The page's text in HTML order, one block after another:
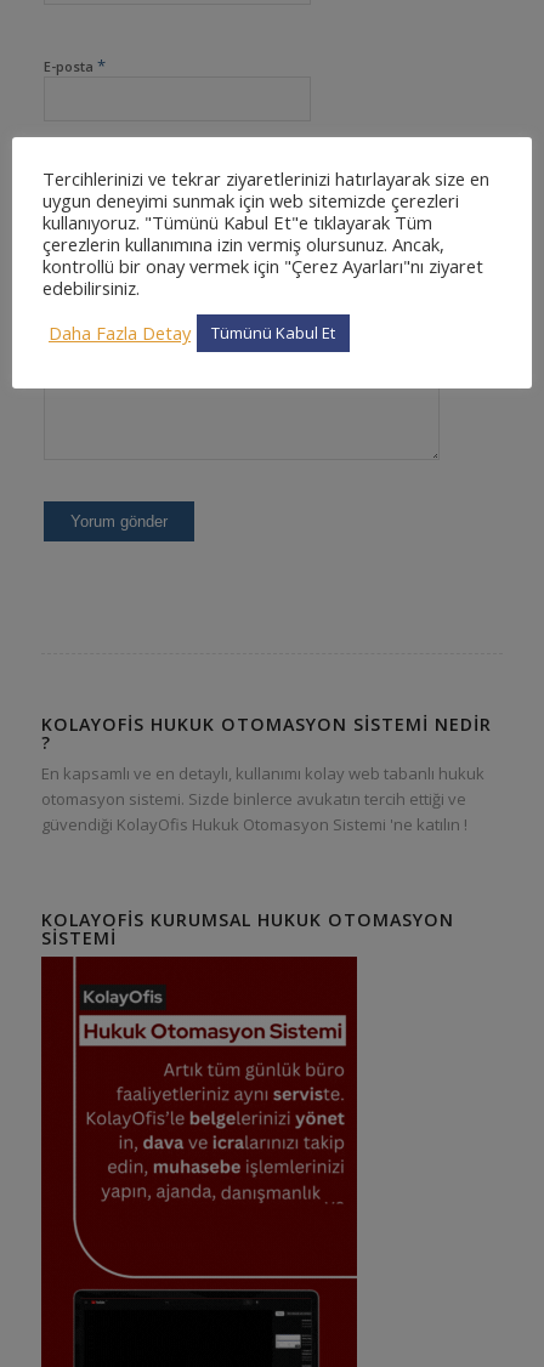
E-posta *
İnternet sitesi
KOLAYOFIS HUKUK OTOMASYON SISTEMI NEDIR
?
En kapsamlı ve en detaylı, kullanımı kolay web tabanlı hukuk
otomasyon sistemi. Sizde binlerce avukatın tercih ettiği ve
güvendiği KolayOfis Hukuk Otomasyon Sistemi 'ne katılın !
KOLAYOFIS KURUMSAL HUKUK OTOMASYON
SISTEMI
Tercihlerinizi ve tekrar ziyaretlerinizi hatırlayarak size en
uygun deneyimi sunmak için web sitemizde çerezleri
kullanıyoruz. "Tümünü Kabul Et"e tıklayarak Tüm
çerezlerin kullanımına izin vermiş olursunuz. Ancak,
kontrollü bir onay vermek için "Çerez Ayarları"nı ziyaret
edebilirsiniz.
Daha Fazla Detay
Tümünü Kabul Et